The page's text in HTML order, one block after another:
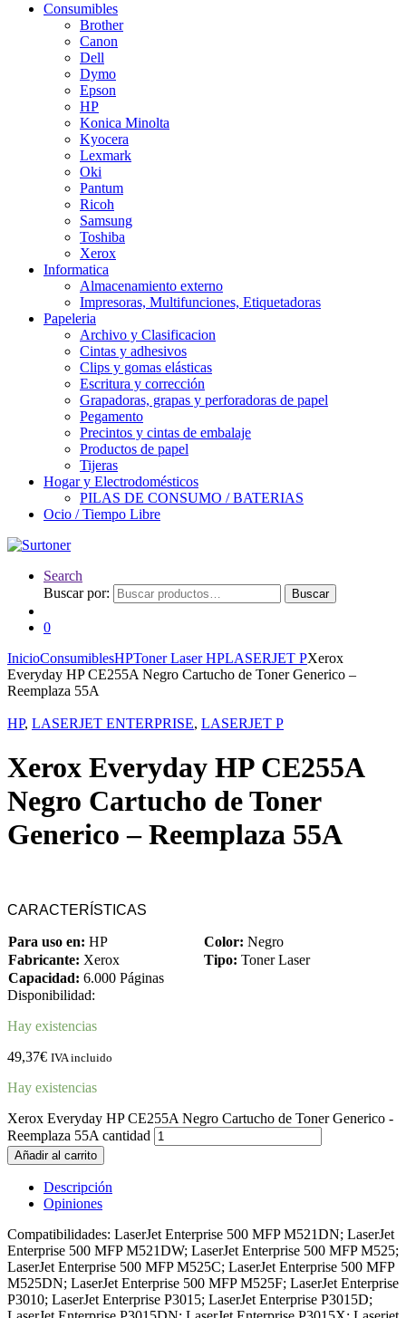
Consumibles
Brother
Canon
Dell
Dymo
Epson
HP
Konica Minolta
Kyocera
Lexmark
Oki
Pantum
Ricoh
Samsung
Toshiba
Xerox
Informatica
Almacenamiento externo
Impresoras, Multifunciones, Etiquetadoras
Papeleria
Archivo y Clasificacion
Cintas y adhesivos
Clips y gomas elásticas
Escritura y corrección
Grapadoras, grapas y perforadoras de papel
Pegamento
Precintos y cintas de embalaje
Productos de papel
Tijeras
Hogar y Electrodomésticos
PILAS DE CONSUMO / BATERIAS
Ocio / Tiempo Libre
Search
Buscar por:
Buscar
0
InicioConsumiblesHPToner Laser HPLASERJET PXerox
Everyday HP CE255A Negro Cartucho de Toner Generico –
Reemplaza 55A
HP, LASERJET ENTERPRISE, LASERJET P
Xerox Everyday HP CE255A
Negro Cartucho de Toner
Generico – Reemplaza 55A
CARACTERÍSTICAS
Para uso en: HP Color: Negro
Fabricante: Xerox Tipo: Toner Laser
Capacidad: 6.000 Páginas
Disponibilidad:
Hay existencias
49,37€ IVA incluido
Hay existencias
Xerox Everyday HP CE255A Negro Cartucho de Toner Generico -
Reemplaza 55A cantidad
Añadir al carrito
Descripción
Opiniones
Compatibilidades: LaserJet Enterprise 500 MFP M521DN; LaserJet
Enterprise 500 MFP M521DW; LaserJet Enterprise 500 MFP M525;
LaserJet Enterprise 500 MFP M525C; LaserJet Enterprise 500 MFP
M525DN; LaserJet Enterprise 500 MFP M525F; LaserJet Enterprise
P3010; LaserJet Enterprise P3015; LaserJet Enterprise P3015D;